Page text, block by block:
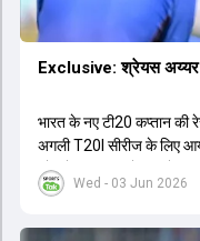
Wed - 03 Jun 2026
Exclusive: श्रेयस अय्यर
भारत के नए टी20 कप्तान
अगली T20I सीरीज के लिए
को श्रेयस अय्यर के रूप में एक